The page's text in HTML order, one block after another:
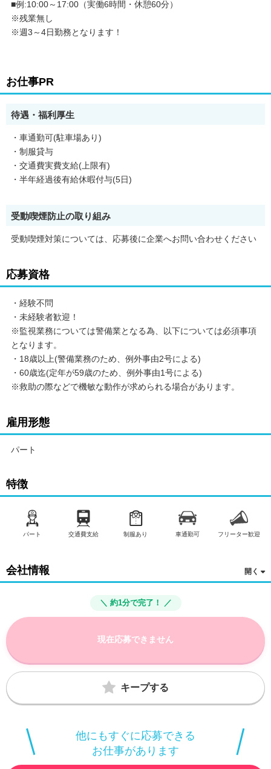
■例:10:00～17:00（実働6時間・休憩60分）
※残業無し
※週3～4日勤務となります！
お仕事PR
待遇・福利厚生
・車通勤可(駐車場あり)
・制服貸与
・交通費実費支給(上限有)
・半年経過後有給休暇付与(5日)
受動喫煙防止の取り組み
受動喫煙対策については、応募後に企業へお問い合わせください
応募資格
・経験不問
・未経験者歓迎！
※監視業務については警備業となる為、以下については必須事項
となります。
・18歳以上(警備業務のため、例外事由2号による)
・60歳迄(定年が59歳のため、例外事由1号による)
※救助の際などで機敏な動作が求められる場合があります。
雇用形態
パート
特徴
パート 交通費支給 制服あり 車通勤可 フリーター歓迎
会社情報
＼ 約1分で完了！ ／
現在応募できません
キープする
他にもすぐに応募できる
お仕事があります